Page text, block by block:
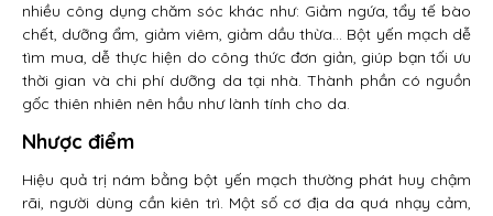
nhiều công dụng chăm sóc khác như: Giảm ngứa, tẩy tế bào
chết, dưỡng ẩm, giảm viêm, giảm dầu thừa… Bột yến mạch dễ
tìm mua, dễ thực hiện do công thức đơn giản, giúp bạn tối ưu
thời gian và chi phí dưỡng da tại nhà. Thành phần có nguồn
gốc thiên nhiên nên hầu như lành tính cho da.
Nhược điểm
Hiệu quả trị nám bằng bột yến mạch thường phát huy chậm
rãi, người dùng cần kiên trì. Một số cơ địa da quá nhạy cảm,